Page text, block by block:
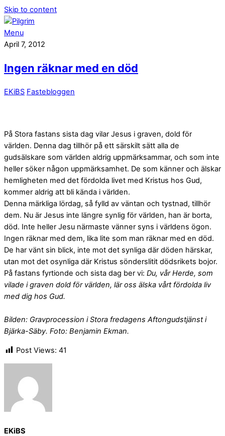
Skip to content
Menu
April 7, 2012
Ingen räknar med en död
EKiBS Fastebloggen
På Stora fastans sista dag vilar Jesus i graven, dold för
världen. Denna dag tillhör på ett särskilt sätt alla de
gudsälskare som världen aldrig uppmärksammar, och som inte
heller söker någon uppmärksamhet. De som känner och älskar
hemligheten med det fördolda livet med Kristus hos Gud,
kommer aldrig att bli kända i världen.
Denna märkliga lördag, så fylld av väntan och tystnad, tillhör
dem. Nu är Jesus inte längre synlig för världen, han är borta,
död. Inte heller Jesu närmaste vänner syns i världens ögon.
Ingen räknar med dem, lika lite som man räknar med en död.
De har vänt sin blick, inte mot det synliga där döden härskar,
utan mot det osynliga där Kristus sönderslitit dödsrikets bojor.
På fastans fyrtionde och sista dag ber vi: Du, vår Herde, som
vilade i graven dold för världen, lär oss älska vårt fördolda liv
med dig hos Gud.
Bilden: Gravprocession i Stora fredagens Aftongudstjänst i
Bjärka-Säby. Foto: Benjamin Ekman.
Post Views: 41
EKiBS